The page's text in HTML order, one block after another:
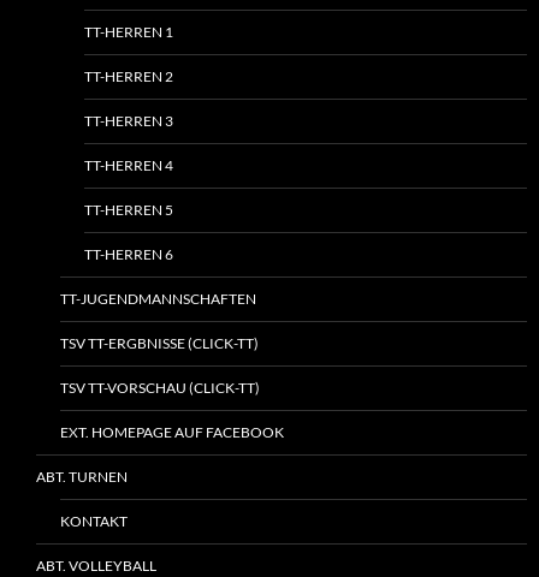
TT-HERREN 1
TT-HERREN 2
TT-HERREN 3
TT-HERREN 4
TT-HERREN 5
TT-HERREN 6
TT-JUGENDMANNSCHAFTEN
TSV TT-ERGBNISSE (CLICK-TT)
TSV TT-VORSCHAU (CLICK-TT)
EXT. HOMEPAGE AUF FACEBOOK
ABT. TURNEN
KONTAKT
ABT. VOLLEYBALL